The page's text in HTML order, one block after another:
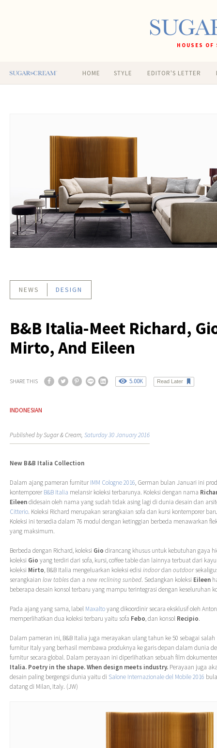
HOUSES
HOME STYLE EDITOR'S LETTER
NEWS DESIGN
B&B Italia-Meet Richard,
Mirto, And Eileen
SHARE THIS 5.00K Read Later
INDONESIAN
Published by Sugar & Cream, Saturday 30 January 2016
New B&B Italia Collection
Dalam ajang pameran furnitur IMM Cologne 2016, German bulan Januari ini
kontemporer B&B Italia melansir koleksi terbarunya. Koleksi dengan nama
Eileendidesain oleh nama yang sudah tidak asing lagi di dunia desain dan
Citterio. Koleksi Richard merupakan serangkaian sofa dan kursi kontemporer
Koleksi ini tersedia dalam 76 modul dengan ketinggian berbeda menawarkan
yang maksimum.
Berbeda dengan Richard, koleksi Gio dirancang khusus untuk kebutuhan gaya
koleksi Gio yang terdiri dari sofa, kursi, coffee table dan lainnya terbuat dari
koleksi Mirto, B&B Italia mengeluarkan koleksi edisi indoordan outdoor
serangkaian low tablesdan a new reclining sunbed. Sedangkan koleksi Eileen
beberapa desain konsol terbaru yang mampu terintegrasi dengan keseluruhan
Pada ajang yang sama, label Maxaltoyang dikoordinir secara eksklusif oleh
memperlihatkan dua koleksi terbaru yaitu sofa Febo, dan konsol Recipio.
Dalam pameran ini, B&B Italia juga merayakan ulang tahun ke 50 sebagai
furnitur Italy yang berhasil membawa produknya ke garis depan dalam dunia
furnitur secara global. Dalam perayaan ini diperlihatkan sebuah film
Italia. Poetry in the shape. When design meets industry. Perayaan juga
desain paling bergengsi dunia yaitu di Salone Internazionale del Mobile 2016
datang di Milan, Italy. (JW)